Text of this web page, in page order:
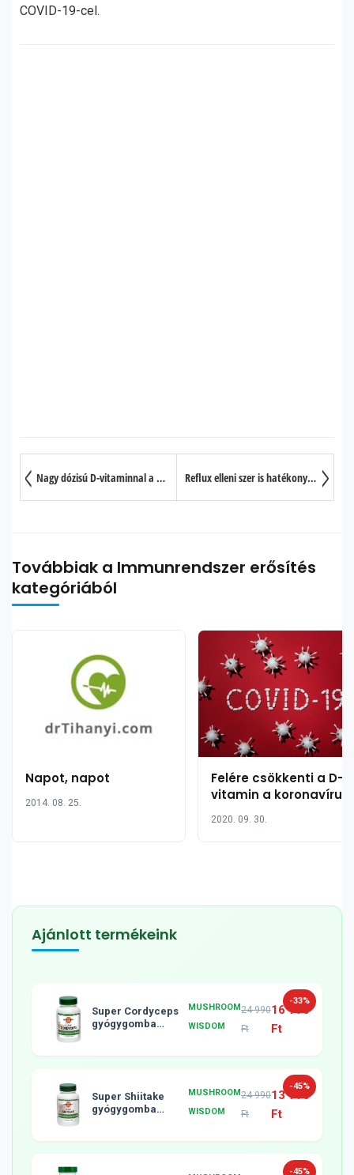
COVID-19-cel.
Nagy dózisú D-vitaminnal a koronavírus ellen, avagy hogyan kerüljük el a COVID-19 fertőzés legsúlyosabb szövődményeit? Reflux elleni szer is hatékony lehet a koronavírussal szemben?
Továbbiak a Immunrendszer erősítés
kategóriából
Napot, napot
2014. 08. 25.
Felére csökkenti a D-
vitamin a koronavírus
2020. 09. 30.
Ajánlott termékeink
-33%
Super Cordyceps
gyógygomba
MUSHROOM
WISDOM
24 990
Ft
16 990
Ft
-45%
Super Shiitake
gyógygomba
MUSHROOM
WISDOM
24 990
Ft
13 990
Ft
-45%